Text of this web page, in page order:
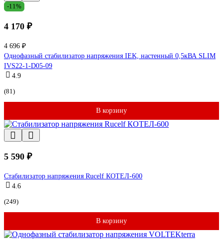
-11%
4 170 ₽
4 696 ₽
Однофазный стабилизатор напряжения IEK, настенный 0,5кВА SLIM
IVS22-1-D05-09
4.9
(81)
В корзину
5 590 ₽
Стабилизатор напряжения Rucelf КОТЕЛ-600
4.6
(249)
В корзину